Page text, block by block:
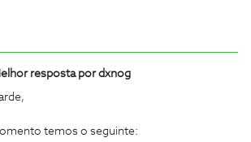
resposta pordxnog
temos o seguinte: